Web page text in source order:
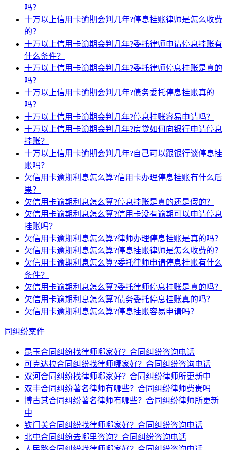
吗？
十万以上信用卡逾期会判几年?停息挂账律师是怎么收费
的？
十万以上信用卡逾期会判几年?委托律师申请停息挂账有
什么条件？
十万以上信用卡逾期会判几年?委托律师停息挂账是真的
吗？
十万以上信用卡逾期会判几年?债务委托停息挂账真的
吗？
十万以上信用卡逾期会判几年?停息挂账容易申请吗？
十万以上信用卡逾期会判几年?房贷如何向银行申请停息
挂账？
十万以上信用卡逾期会判几年?自己可以跟银行谈停息挂
账吗？
欠信用卡逾期利息怎么算?信用卡办理停息挂账有什么后
果？
欠信用卡逾期利息怎么算?停息挂账是真的还是假的？
欠信用卡逾期利息怎么算?信用卡没有逾期可以申请停息
挂账吗？
欠信用卡逾期利息怎么算?律师办理停息挂账是真的吗？
欠信用卡逾期利息怎么算?停息挂账律师是怎么收费的？
欠信用卡逾期利息怎么算?委托律师申请停息挂账有什么
条件？
欠信用卡逾期利息怎么算?委托律师停息挂账是真的吗？
欠信用卡逾期利息怎么算?债务委托停息挂账真的吗？
欠信用卡逾期利息怎么算?停息挂账容易申请吗？
同纠纷案件
昆玉合同纠纷找律师哪家好？合同纠纷咨询电话
可克达拉合同纠纷找律师哪家好？合同纠纷咨询电话
双河合同纠纷找律师哪家好？合同纠纷律师所更新中
双丰合同纠纷著名律师有哪些？合同纠纷律师费贵吗
博古其合同纠纷著名律师有哪些？合同纠纷律师所更新
中
铁门关合同纠纷找律师哪家好？合同纠纷咨询电话
北屯合同纠纷去哪里咨询？合同纠纷咨询电话